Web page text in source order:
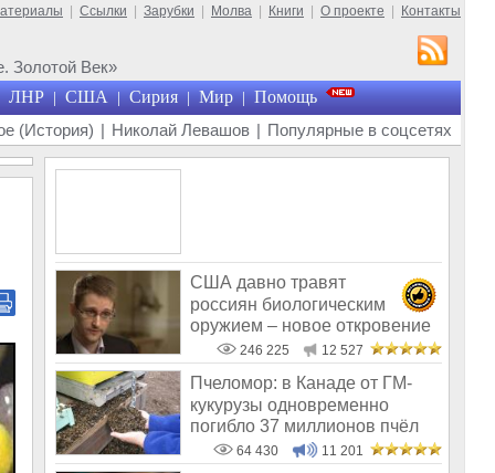
Ссылки Зарубки Молва Книги О проекте Контакты
Золотой Век»
ЛНР | США | Сирия | Мир | Помощь
(История) | Николай Левашов | Популярные в соцсетях
США давно травят
россиян биологическим
оружием – новое откровение
Эдварда Сноудена
246 225 12 527
Пчеломор: в Канаде от ГМ-
кукурузы одновременно
погибло 37 миллионов пчёл
64 430 11 201